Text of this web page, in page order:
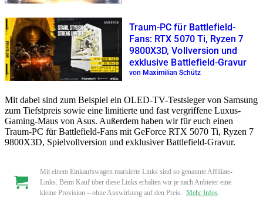
Traum-PC für Battlefield-
Fans: RTX 5070 Ti, Ryzen 7
9800X3D, Vollversion und
exklusive Battlefield-Gravur
von Maximilian Schütz
Mit dabei sind zum Beispiel ein OLED-TV-Testsieger von Samsung
zum Tiefstpreis sowie eine limitierte und fast vergriffene Luxus-
Gaming-Maus von Asus. Außerdem haben wir für euch einen
Traum-PC für Battlefield-Fans mit GeForce RTX 5070 Ti, Ryzen 7
9800X3D, Spielvollversion und exklusiver Battlefield-Gravur.
Mit einem Einkaufswagen markierte Links sind so genannte Affiliate-
Links. Beim Kauf über diese Links erhalten wir je nach Anbieter eine
kleine Provision – ohne Auswirkung auf den Preis. Mehr Infos.